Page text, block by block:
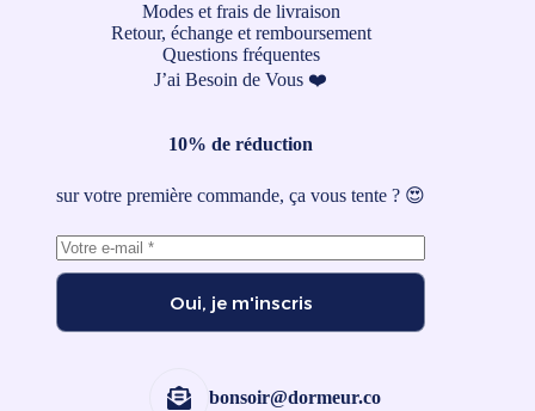
Modes et frais de livraison
Retour, échange et remboursement
Questions fréquentes
J’ai Besoin de Vous ❤️
10% de réduction
sur votre première commande, ça vous tente ? 😍
Oui, je m'inscris
bonsoir@dormeur.co